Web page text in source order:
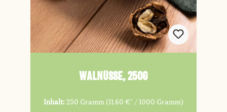
Walnüsse, 250g
Inhalt: 250 Gramm (11,60 €* / 1000 Gramm)